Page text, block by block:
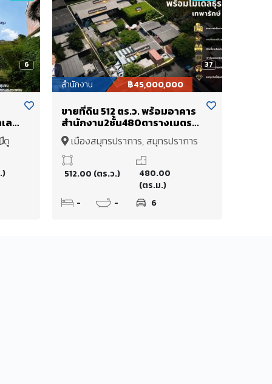
6
ล
ดู
37
สำนักงาน ฿45,000,000
ขายที่ดิน 512 ตร.ว. พร้อมอาคาร
สำนักงาน2ชั้น480ตารางเมตร
และโมเดลธุรกิจครบวงจร ฟาร์ม
คาเฟ่แอนด์เรสเตอรองต์ และ
ศูนย์การเรียนรู้เชิงเกษตร
เทพารักษ์ 18
เมืองสมุทรปราการ, สมุทรปราการ
ดูแผนที่
512.00 (ตร.ว.)
480.00
(ตร.ม.)
-
- 6